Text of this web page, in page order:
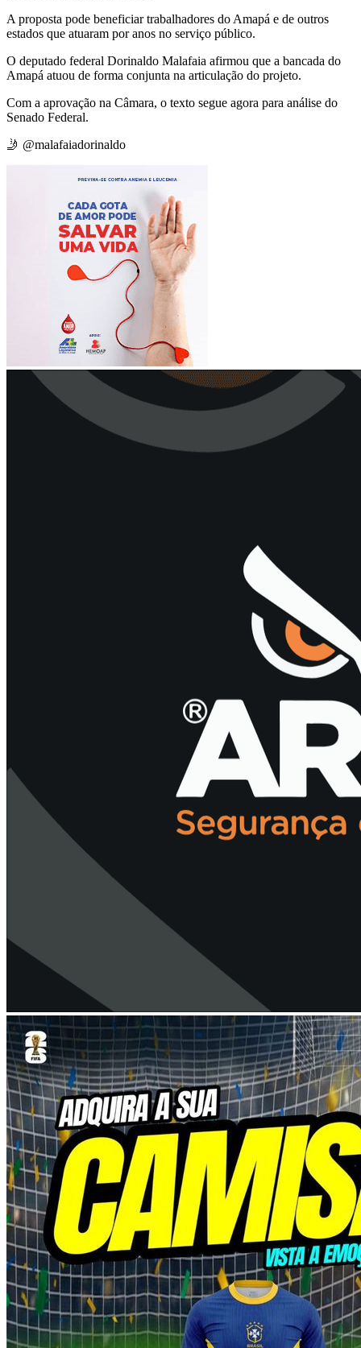
A proposta pode beneficiar trabalhadores do Amapá e de outros
estados que atuaram por anos no serviço público.
O deputado federal Dorinaldo Malafaia afirmou que a bancada do
Amapá atuou de forma conjunta na articulação do projeto.
Com a aprovação na Câmara, o texto segue agora para análise do
Senado Federal.
🤳 @malafaiadorinaldo